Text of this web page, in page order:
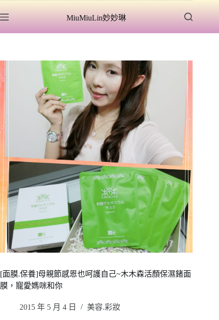
至
容
MiuMiuLin妙妙琳
[面膜.保養]母親節感恩也呵護自己~木木森活顏保濕鍺面
膜，寵愛媽咪和你
2015 年 5 月 4 日 美容.彩妝